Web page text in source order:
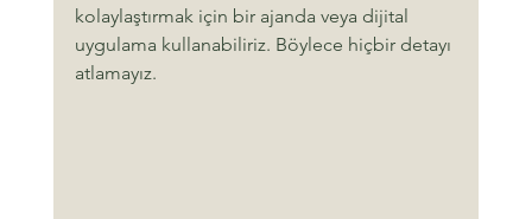
kolaylaştırmak için bir ajanda veya dijital
uygulama kullanabiliriz. Böylece hiçbir detayı
atlamayız.